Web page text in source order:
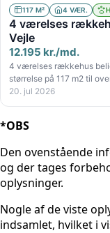
117 M² 4 VÆR.
4 værelses
Vejle
12.195 kr./md.
4 værelses rækkehus
størrelse på 117 m2 til
20. jul 2026
*OBS
Den ovenstående
og der tages
oplysninger.
Nogle af de viste
indsamlet, hvilket i